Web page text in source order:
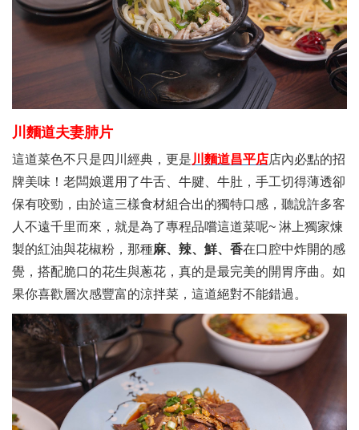
川麵道夫妻肺片
這道菜色不只是四川經典，更是 川麵道昌平店店內必點的招
牌美味！老闆娘選用了牛舌、牛腱、牛肚，手工切得薄透卻
保有咬勁，由於這三樣食材組合出的獨特口感，聽說許多客
人不遠千里而來，就是為了專程品嚐這道菜呢~ 淋上獨家煉
製的紅油與花椒粉，那種麻、辣、鮮、香在口腔中炸開的感
覺，搭配脆口的花生與蔥花，真的是最完美的開胃序曲。如
果你喜歡層次感豐富的涼拌菜，這道絕對不能錯過。